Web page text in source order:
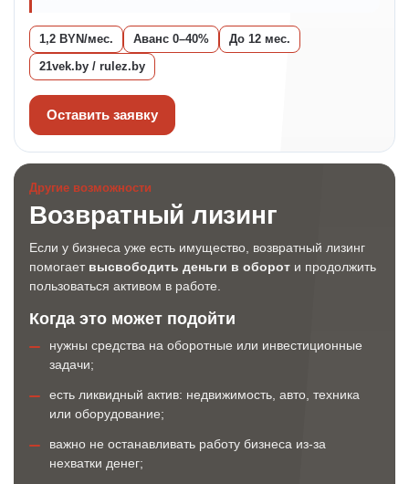
1,2 BYN/мес. Аванс 0–40%
До 12 мес.
21vek.by / rulez.by
Оставить заявку
Другие возможности
Возвратный лизинг
Если у бизнеса уже есть имущество, возвратный лизинг
помогает высвободить деньги в оборот и продолжить
пользоваться активом в работе.
Когда это может подойти
нужны средства на оборотные или инвестиционные
задачи;
есть ликвидный актив: недвижимость, авто, техника
или оборудование;
важно не останавливать работу бизнеса из-за
нехватки денег;